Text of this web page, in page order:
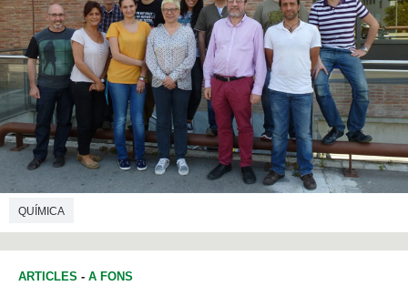
QUÍMICA
ARTICLES - A FONS